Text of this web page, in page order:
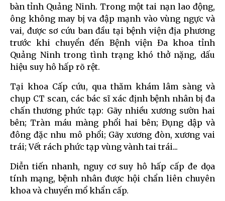
bàn tỉnh Quảng Ninh. Trong một tai nạn lao động,
ông không may bị va đập mạnh vào vùng ngực và
vai, được sơ cứu ban đầu tại bệnh viện địa phương
trước khi chuyển đến Bệnh viện Đa khoa tỉnh
Quảng Ninh trong tình trạng khó thở nặng, dấu
hiệu suy hô hấp rõ rệt.
Tại khoa Cấp cứu, qua thăm khám lâm sàng và
chụp CT scan, các bác sĩ xác định bệnh nhân bị đa
chấn thương phức tạp: Gãy nhiều xương sườn hai
bên; Tràn máu màng phổi hai bên; Đụng dập và
đông đặc nhu mô phổi; Gãy xương đòn, xương vai
trái; Vết rách phức tạp vùng vành tai trái...
Diễn tiến nhanh, nguy cơ suy hô hấp cấp đe dọa
tính mạng, bệnh nhân được hội chẩn liên chuyên
khoa và chuyển mổ khẩn cấp.